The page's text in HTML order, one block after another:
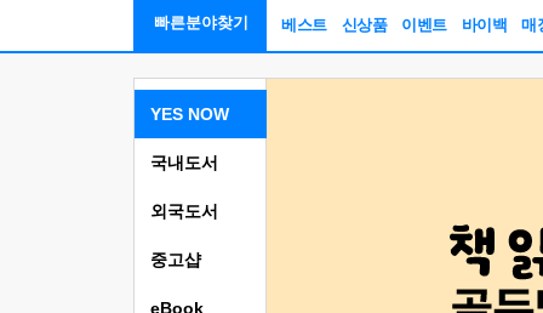
빠른분야찾기 베스트 신상품 이벤트 바이백 매
YES NOW
국내도서
외국도서
중고샵
eBook